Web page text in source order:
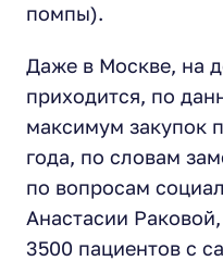
помпы).
Даже в Москве, на
приходится, по
максимум закупок
года, по словам
по вопросам
Анастасии
3500 пациентов с